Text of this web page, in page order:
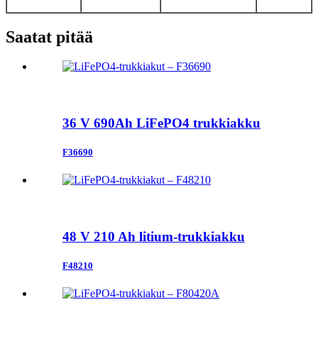
Saatat pitää
36 V 690Ah LiFePO4 trukkiakku
F36690
48 V 210 Ah litium-trukkiakku
F48210